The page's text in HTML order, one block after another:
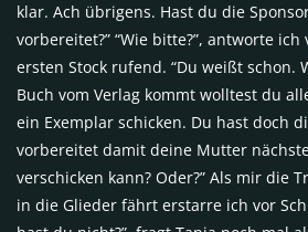
klar. Ach übrigens. Hast du die
vorbereitet?” “Wie bitte?”, antworte
ersten Stock rufend. “Du weißt schon.
Buch vom Verlag kommt wolltest du
ein Exemplar schicken. Du hast doch
vorbereitet damit deine Mutter
verschicken kann? Oder?” Als mir die
in die Glieder fährt erstarre ich vor